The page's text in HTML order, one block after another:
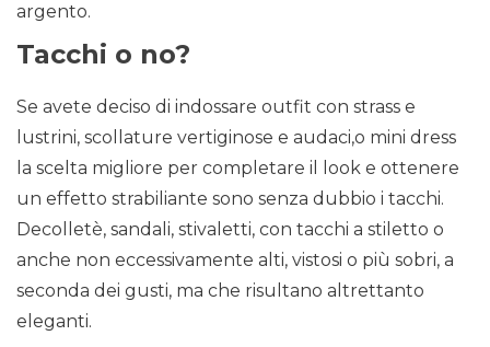
argento.
Tacchi o no?
Se avete deciso di indossare outfit con strass e
lustrini, scollature vertiginose e audaci,o mini dress
la scelta migliore per completare il look e ottenere
un effetto strabiliante sono senza dubbio i tacchi.
Decolletè, sandali, stivaletti, con tacchi a stiletto o
anche non eccessivamente alti, vistosi o più sobri, a
seconda dei gusti, ma che risultano altrettanto
eleganti.